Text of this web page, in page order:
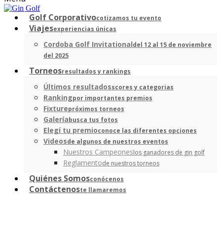
Golf Corporativocotizamos tu evento
Viajesexperiencias únicas
Cordoba Golf Invitationaldel 12 al 15 de noviembre
del 2025
Torneosresultados y rankings
Últimos resultadosscores y categorias
Rankingpor importantes premios
Fixturepróximos torneos
Galeríabusca tus fotos
Elegí tu premioconoce las diferentes opciones
Videosde algunos de nuestros eventos
Nuestros Campeoneslos ganadores de gin golf
Reglamentode nuestros torneos
Quiénes Somosconócenos
Contáctenoste llamaremos